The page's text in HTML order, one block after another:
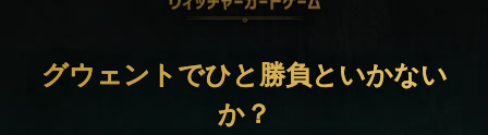
グウェントでひと勝負といかない
か？